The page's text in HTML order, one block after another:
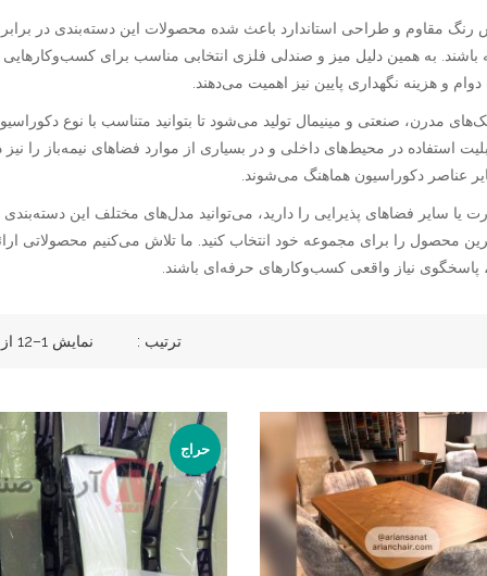
رنگ مقاوم و طراحی استاندارد باعث شده محصولات این دسته‌بندی در برابر
باشند. به همین دلیل میز و صندلی فلزی انتخابی مناسب برای
دوام و هزینه نگهداری پایین نیز اهمیت می‌دهند.
مدرن، صنعتی و مینیمال تولید می‌شود تا بتوانید متناسب با نوع
استفاده در محیط‌های داخلی و در بسیاری از موارد فضاهای نیمه‌باز را نیز
عناصر دکوراسیون هماهنگ می‌شوند.
یا سایر فضاهای پذیرایی را دارید، می‌توانید مدل‌های مختلف این
محصول را برای مجموعه خود انتخاب کنید. ما تلاش می‌کنیم محصولاتی
پاسخگوی نیاز واقعی کسب‌وکارهای حرفه‌ای باشند.
نمایش 1–12 از 72 نتیجه ترتیب :
حراج